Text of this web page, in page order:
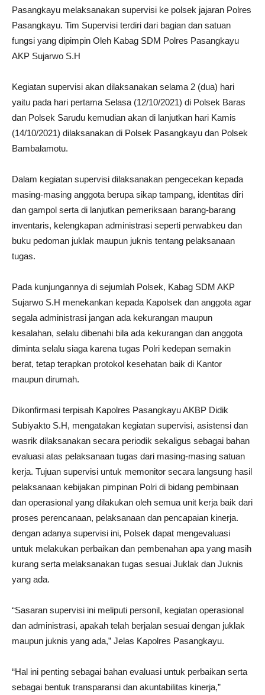
Pasangkayu melaksanakan supervisi ke polsek jajaran Polres
Pasangkayu. Tim Supervisi terdiri dari bagian dan satuan
fungsi yang dipimpin Oleh Kabag SDM Polres Pasangkayu
AKP Sujarwo S.H
Kegiatan supervisi akan dilaksanakan selama 2 (dua) hari
yaitu pada hari pertama Selasa (12/10/2021) di Polsek Baras
dan Polsek Sarudu kemudian akan di lanjutkan hari Kamis
(14/10/2021) dilaksanakan di Polsek Pasangkayu dan Polsek
Bambalamotu.
Dalam kegiatan supervisi dilaksanakan pengecekan kepada
masing-masing anggota berupa sikap tampang, identitas diri
dan gampol serta di lanjutkan pemeriksaan barang-barang
inventaris, kelengkapan administrasi seperti perwabkeu dan
buku pedoman juklak maupun juknis tentang pelaksanaan
tugas.
Pada kunjungannya di sejumlah Polsek, Kabag SDM AKP
Sujarwo S.H menekankan kepada Kapolsek dan anggota agar
segala administrasi jangan ada kekurangan maupun
kesalahan, selalu dibenahi bila ada kekurangan dan anggota
diminta selalu siaga karena tugas Polri kedepan semakin
berat, tetap terapkan protokol kesehatan baik di Kantor
maupun dirumah.
Dikonfirmasi terpisah Kapolres Pasangkayu AKBP Didik
Subiyakto S.H, mengatakan kegiatan supervisi, asistensi dan
wasrik dilaksanakan secara periodik sekaligus sebagai bahan
evaluasi atas pelaksanaan tugas dari masing-masing satuan
kerja. Tujuan supervisi untuk memonitor secara langsung hasil
pelaksanaan kebijakan pimpinan Polri di bidang pembinaan
dan operasional yang dilakukan oleh semua unit kerja baik dari
proses perencanaan, pelaksanaan dan pencapaian kinerja.
dengan adanya supervisi ini, Polsek dapat mengevaluasi
untuk melakukan perbaikan dan pembenahan apa yang masih
kurang serta melaksanakan tugas sesuai Juklak dan Juknis
yang ada.
“Sasaran supervisi ini meliputi personil, kegiatan operasional
dan administrasi, apakah telah berjalan sesuai dengan juklak
maupun juknis yang ada,” Jelas Kapolres Pasangkayu.
“Hal ini penting sebagai bahan evaluasi untuk perbaikan serta
sebagai bentuk transparansi dan akuntabilitas kinerja,”